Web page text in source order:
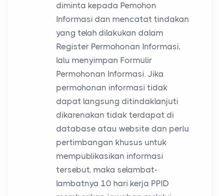
diminta kepada Pemohon
Informasi dan mencatat tindakan
yang telah dilakukan dalam
Register Permohonan Informasi,
lalu menyimpan Formulir
Permohonan Informasi. Jika
permohonan informasi tidak
dapat langsung ditindaklanjuti
dikarenakan tidak terdapat di
database atau website dan perlu
pertimbangan khusus untuk
mempublikasikan informasi
tersebut, maka selambat-
lambatnya 10 hari kerja PPID